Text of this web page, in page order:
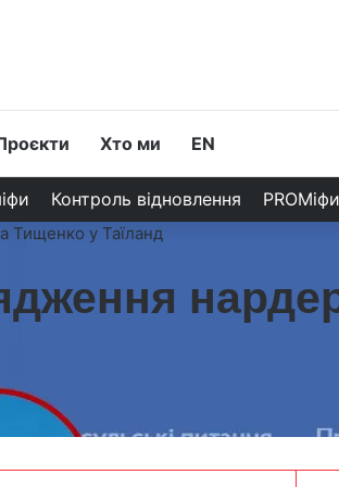
Хто ми EN
Контроль відновлення PROМіфи
Тищенко у Таїланд